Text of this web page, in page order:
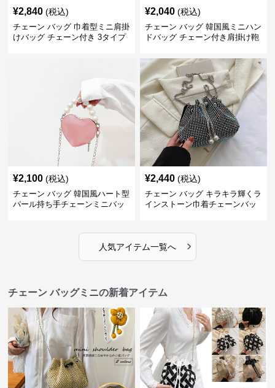
¥2,840 (税込)
チェーン バッグ 巾着型ミニ肩掛
けバッグ チェーン付き 3タイプ
¥2,040 (税込)
チェーン バッグ 韓国風ミニハン
ドバッグ チェーン付き肩掛け鞄
¥2,100 (税込)
チェーン バッグ 韓国風ハート型
パール持ち手チェーンミニバッ
¥2,440 (税込)
チェーン バッグ キラキラ輝くラ
インストーン巾着チェーンバッ
人気アイテム一覧へ ›
チェーン バッグミニの新着アイテム